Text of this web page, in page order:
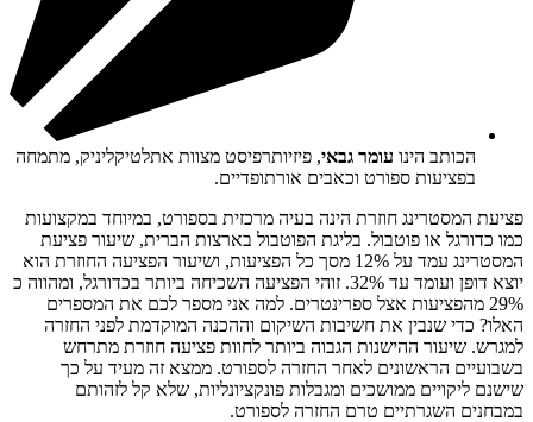
הכותב הינו עומר גבאי, פיזיותרפיסט מצוות אתלטיקליניק, מתמחה
בפציעות ספורט וכאבים אורתופדיים.
פציעת המסטרינג חוזרת הינה בעיה מרכזית בספורט, במיוחד במקצועות
כמו כדורגל או פוטבול. בליגת הפוטבול בארצות הברית, שיעור פציעת
המסטרינג עמד על 12% מסך כל הפציעות, ושיעור הפציעה החוזרת הוא
יוצא דופן ועומד עד 32%. זוהי הפציעה השכיחה ביותר בכדורגל, ומהווה כ
29% מהפציעות אצל ספרינטרים. למה אני מספר לכם את המספרים
האלו? כדי שנבין את חשיבות השיקום וההכנה המוקדמת לפני החזרה
למגרש. שיעור ההישנות הגבוה ביותר לחוות פציעה חוזרת מתרחש
בשבועיים הראשונים לאחר החזרה לספורט. ממצא זה מעיד על כך
שישנם ליקויים ממושכים ומגבלות פונקציונליות, שלא קל לזהותם
במבחנים השגרתיים טרם החזרה לספורט.